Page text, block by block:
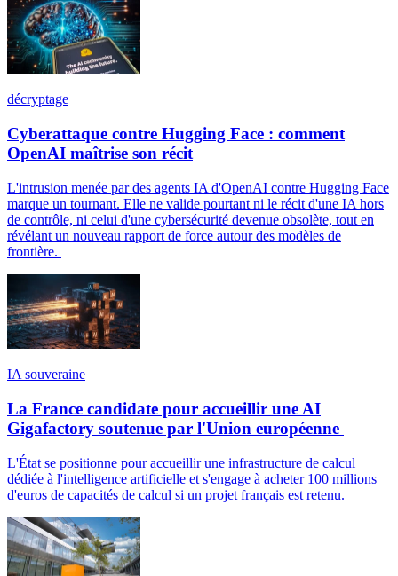
décryptage
Cyberattaque contre Hugging Face : comment
OpenAI maîtrise son récit
L'intrusion menée par des agents IA d'OpenAI contre Hugging Face
marque un tournant. Elle ne valide pourtant ni le récit d'une IA hors
de contrôle, ni celui d'une cybersécurité devenue obsolète, tout en
révélant un nouveau rapport de force autour des modèles de
frontière.
IA souveraine
La France candidate pour accueillir une AI
Gigafactory soutenue par l'Union européenne
L'État se positionne pour accueillir une infrastructure de calcul
dédiée à l'intelligence artificielle et s'engage à acheter 100 millions
d'euros de capacités de calcul si un projet français est retenu.